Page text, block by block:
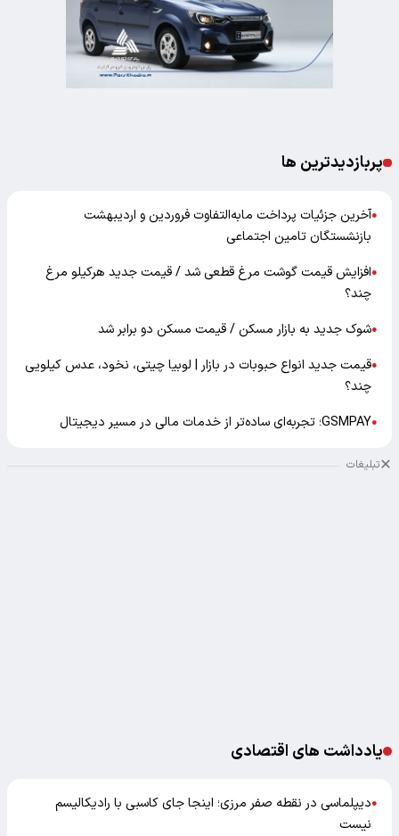
پربازدیدترین ها
●آخرین جزئیات پرداخت مابه‌التفاوت فروردین و اردیبهشت
بازنشستگان تامین اجتماعی
●افزایش قیمت گوشت مرغ قطعی شد / قیمت جدید هرکیلو مرغ
چند؟
●شوک جدید به بازار مسکن / قیمت مسکن دو برابر شد
●قیمت جدید انواع حبوبات در بازار | لوبیا چیتی، نخود، عدس کیلویی
چند؟
●GSMPAY؛ تجربه‌ای ساده‌تر از خدمات مالی در مسیر دیجیتال
تبلیغات
یادداشت های اقتصادی
●دیپلماسی در نقطه صفر مرزی؛ اینجا جای کاسبی با رادیکالیسم
نیست